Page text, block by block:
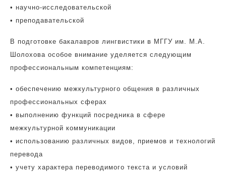
• научно-исследовательской
• преподавательской
В подготовке бакалавров лингвистики в МГГУ им. М.А.
Шолохова особое внимание уделяется следующим
профессиональным компетенциям:
• обеспечению межкультурного общения в различных
профессиональных сферах
• выполнению функций посредника в сфере
межкультурной коммуникации
• использованию различных видов, приемов и технологий
перевода
• учету характера переводимого текста и условий